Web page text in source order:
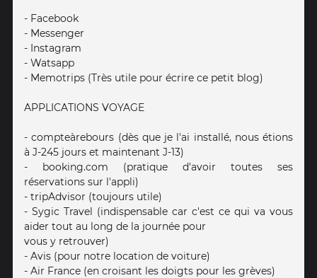
- Facebook
- Messenger
- Instagram
- Watsapp
- Memotrips (Très utile pour écrire ce petit blog)
APPLICATIONS VOYAGE
- compteàrebours (dès que je l'ai installé, nous étions
à J-245 jours et maintenant J-13)
- booking.com (pratique d'avoir toutes ses
réservations sur l'appli)
- tripAdvisor (toujours utile)
- Sygic Travel (indispensable car c'est ce qui va vous
aider tout au long de la journée pour
vous y retrouver)
- Avis (pour notre location de voiture)
- Air France (en croisant les doigts pour les grèves)